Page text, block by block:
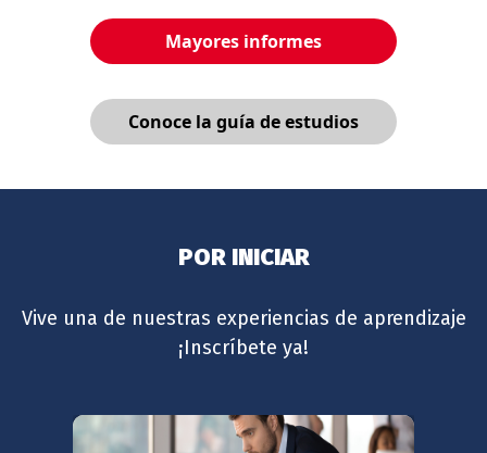
Mayores informes
Conoce la guía de estudios
POR INICIAR
Vive una de nuestras experiencias de aprendizaje
¡Inscríbete ya!